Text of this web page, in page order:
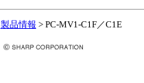
製品情報 > PC-MV1-C1F／C1E